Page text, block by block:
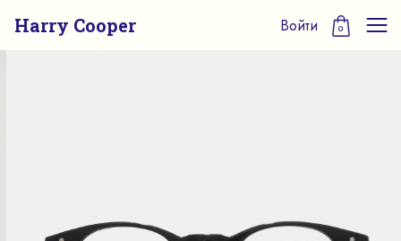
Harry Cooper Войти 0